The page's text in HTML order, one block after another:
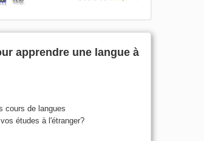
apprendre une langue à
cours de langues
études à l'étranger?